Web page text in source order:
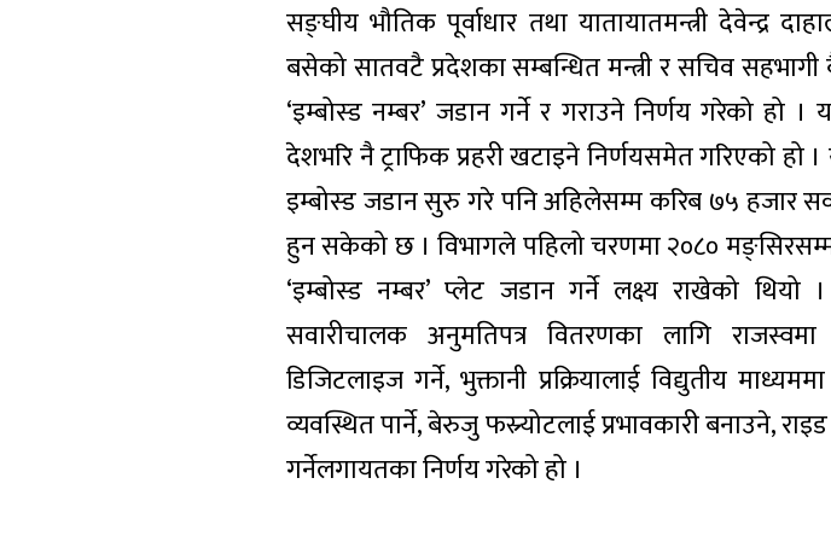
सङ्घीय भौतिक पूर्वाधार तथा यातायातमन्त्री देवेन्द्र
बसेको सातवटै प्रदेशका सम्बन्धित मन्त्री र सचिव
‘इम्बोस्ड नम्बर’ जडान गर्ने र गराउने निर्णय गरेको हो ।
देशभरि नै ट्राफिक प्रहरी खटाइने निर्णयसमेत गरिएको हो
इम्बोस्ड जडान सुरु गरे पनि अहिलेसम्म करिब ७५ हजार
हुन सकेको छ । विभागले पहिलो चरणमा २०८०
‘इम्बोस्ड नम्बर’ प्लेट जडान गर्ने लक्ष्य राखेको
सवारीचालक अनुमतिपत्र वितरणका लागि
डिजिटलाइज गर्ने, भुक्तानी प्रक्रियालाई विद्युतीय
व्यवस्थित पार्ने, बेरुजु फस्र्योटलाई प्रभावकारी बनाउने,
गर्नेलगायतका निर्णय गरेको हो ।